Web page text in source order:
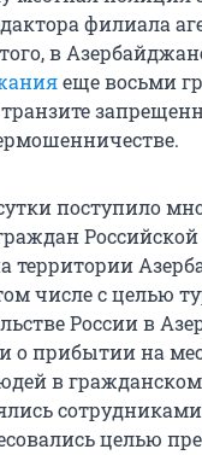
филиала
в
еще восьми
поступило
территории
числе с целью
России в
о прибытии на
в
целью